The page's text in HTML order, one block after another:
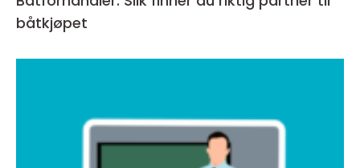
båtkjøpet